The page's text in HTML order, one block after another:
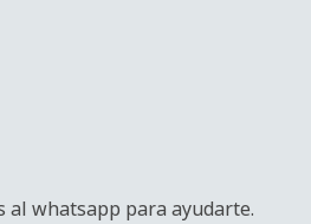
whatsapp para ayudarte.